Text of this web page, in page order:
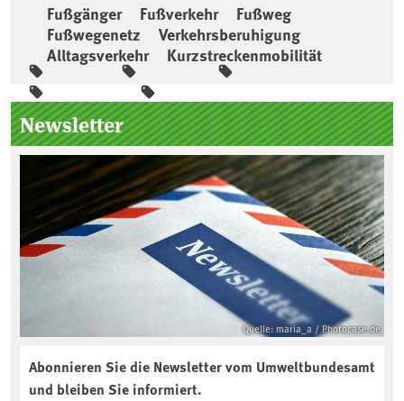
Fußgänger Fußverkehr
Fußweg
Fußwegenetz
Verkehrsberuhigung
Alltagsverkehr
Kurzstreckenmobilität
Seitenleiste
Newsletter
Quelle: maria_a / Photocase.de
Abonnieren Sie die Newsletter vom Umweltbundesamt
und bleiben Sie informiert.